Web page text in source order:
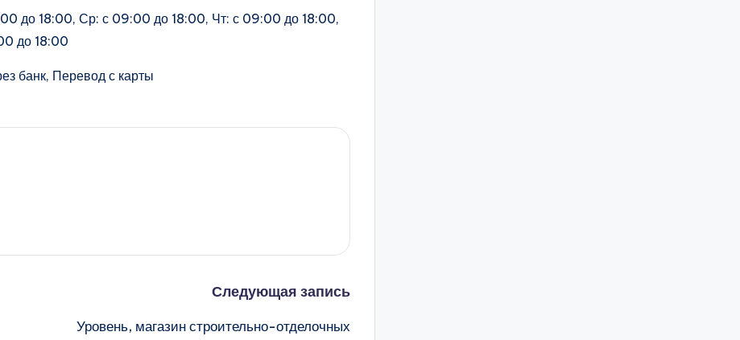
до 18:00, Ср: с 09:00 до 18:00, Чт: с 09:00 до 18:00,
до 18:00
банк, Перевод с карты
Следующая запись
Уровень, магазин строительно-отделочных